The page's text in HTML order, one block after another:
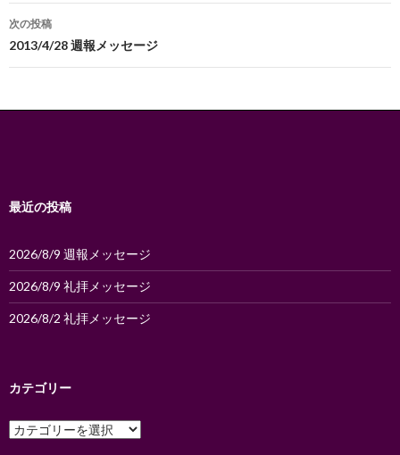
ナ
ビ
ー
ン
次の投稿
2013/4/28 週報メッセージ
最近の投稿
2026/8/9 週報メッセージ
2026/8/9 礼拝メッセージ
2026/8/2 礼拝メッセージ
カテゴリー
カ
テ